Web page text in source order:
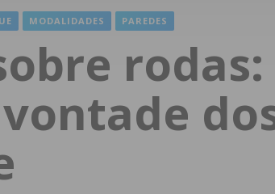
MODALIDADES PAREDES